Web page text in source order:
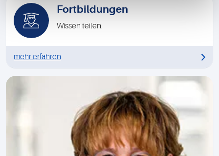
Fortbildungen
Wissen teilen.
mehr erfahren